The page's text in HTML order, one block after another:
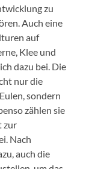
zu
Auch eine
auf
Klee und
dazu bei. Die
nur die
sondern
zählen sie
zur
Nach
auch die